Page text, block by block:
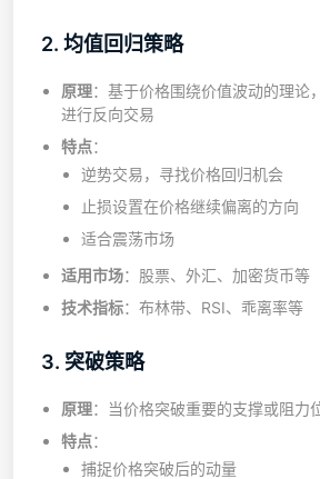
2. 均值回归策略
原理：基于价格围绕价值波动的理论
进行反向交易
特点：
逆势交易，寻找价格回归机会
止损设置在价格继续偏离的方向
适合震荡市场
适用市场：股票、外汇、加密货币等
技术指标：布林带、RSI、乖离率等
3. 突破策略
原理：当价格突破重要的支撑或阻力
特点：
捕捉价格突破后的动量